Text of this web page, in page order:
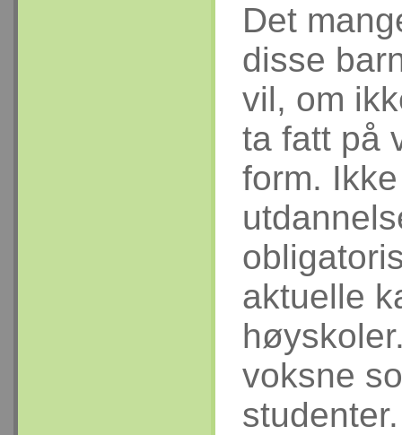
Det
disse
vil, om
ta fatt på
form.
aktuelle
voksne
studenter.